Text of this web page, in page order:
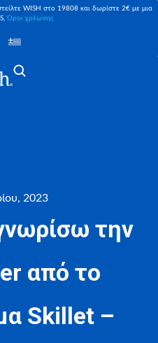
WISH στο 19808 και δωρίστε 2€ με μια
Όροι χρέωσης
2023
την
από το
Skillet –